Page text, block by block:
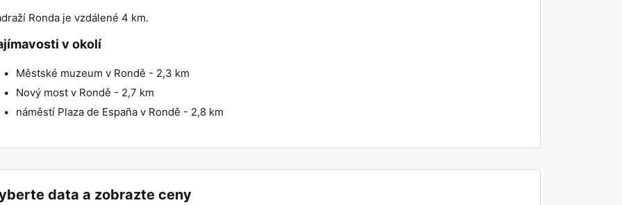
Ronda je vzdálené 4 km.
v okolí
Městské muzeum v Rondě - 2,3 km
Nový most v Rondě - 2,7 km
náměstí Plaza de España v Rondě - 2,8 km
data a zobrazte ceny